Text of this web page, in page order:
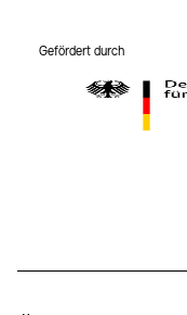
Gefördert durch